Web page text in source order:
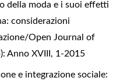
della moda e i suoi effetti
considerazioni
Open Journal of
Anno XVIII, 1-2015
e integrazione sociale: